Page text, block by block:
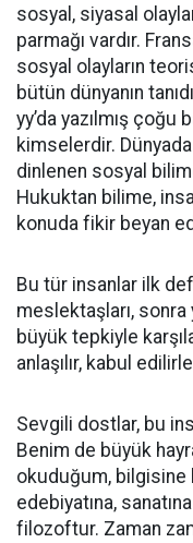
sosyal, siyasal
parmağı vardır.
sosyal olayların
bütün dünyanın
yy’da yazılmış çoğu
kimselerdir.
dinlenen sosyal
Hukuktan bilime,
konuda fikir beyan
Bu tür insanlar ilk
meslektaşları,
büyük tepkiyle
anlaşılır, kabul
Sevgili dostlar, bu
Benim de büyük
okuduğum, bilgisine
edebiyatına,
filozoftur. Zaman